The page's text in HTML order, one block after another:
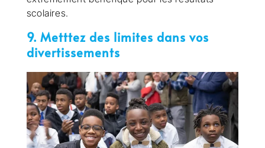
scolaires.
9. Metttez des limites dans vos
divertissements